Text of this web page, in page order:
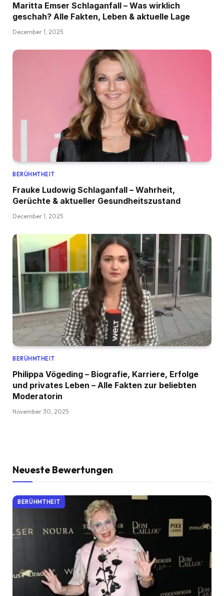
Maritta Emser Schlaganfall – Was wirklich
geschah? Alle Fakten, Leben & aktuelle Lage
December 1, 2025
BERÜHMTHEIT
Frauke Ludowig Schlaganfall – Wahrheit,
Gerüchte & aktueller Gesundheitszustand
December 1, 2025
BERÜHMTHEIT
Philippa Vögeding – Biografie, Karriere, Erfolge
und privates Leben – Alle Fakten zur beliebten
Moderatorin
November 30, 2025
Neueste Bewertungen
BERÜHMTHEIT